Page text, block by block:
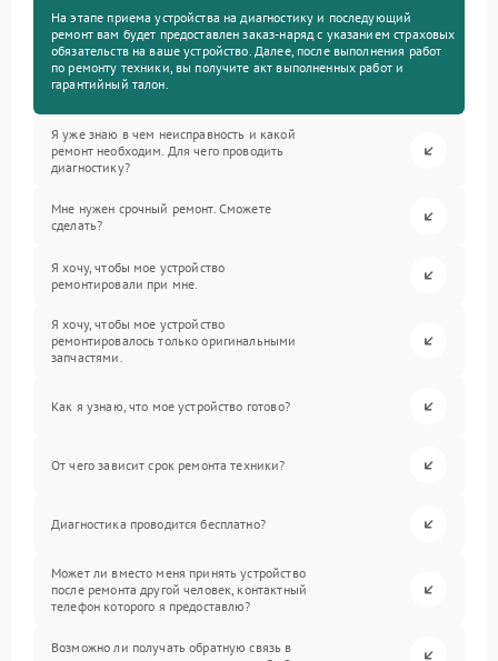
На этапе приема устройства на диагностику и последующий
ремонт вам будет предоставлен заказ-наряд с указанием страховых
обязательств на ваше устройство. Далее, после выполнения работ
по ремонту техники, вы получите акт выполненных работ и
гарантийный талон.
Я уже знаю в чем неисправность и какой
ремонт необходим. Для чего проводить
диагностику?
Мне нужен срочный ремонт. Сможете
сделать?
Я хочу, чтобы мое устройство
ремонтировали при мне.
Я хочу, чтобы мое устройство
ремонтировалось только оригинальными
запчастями.
Как я узнаю, что мое устройство готово?
От чего зависит срок ремонта техники?
Диагностика проводится бесплатно?
Может ли вместо меня принять устройство
после ремонта другой человек, контактный
телефон которого я предоставлю?
Возможно ли получать обратную связь в